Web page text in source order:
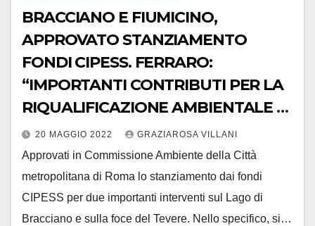
BRACCIANO E FIUMICINO,
APPROVATO STANZIAMENTO
FONDI CIPESS. FERRARO:
“IMPORTANTI CONTRIBUTI PER LA
RIQUALIFICAZIONE AMBIENTALE E
LA VALORIZZAZIONE DEL
TERRITORIO”
20 MAGGIO 2022 GRAZIAROSA VILLANI
Approvati in Commissione Ambiente della Città
metropolitana di Roma lo stanziamento dai fondi
CIPESS per due importanti interventi sul Lago di
Bracciano e sulla foce del Tevere. Nello specifico, si…